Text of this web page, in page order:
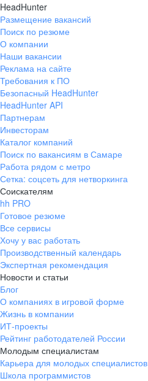
HeadHunter
Размещение вакансий
Поиск по резюме
О компании
Наши вакансии
Реклама на сайте
Требования к ПО
Безопасный HeadHunter
HeadHunter API
Партнерам
Инвесторам
Каталог компаний
Поиск по вакансиям в Самаре
Работа рядом с метро
Сетка: соцсеть для нетворкинга
Соискателям
hh PRO
Готовое резюме
Все сервисы
Хочу у вас работать
Производственный календарь
Экспертная рекомендация
Новости и статьи
Блог
О компаниях в игровой форме
Жизнь в компании
ИТ-проекты
Рейтинг работодателей России
Молодым специалистам
Карьера для молодых специалистов
Школа программистов